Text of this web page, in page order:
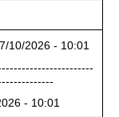
10/2026 - 10:01
- 10:01